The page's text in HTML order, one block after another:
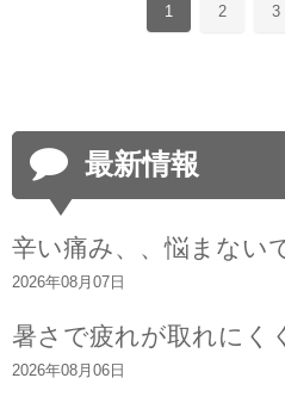
1 2 3
最新情報
辛い痛み、、悩まない
2026年08月07日
暑さで疲れが取れにく
2026年08月06日